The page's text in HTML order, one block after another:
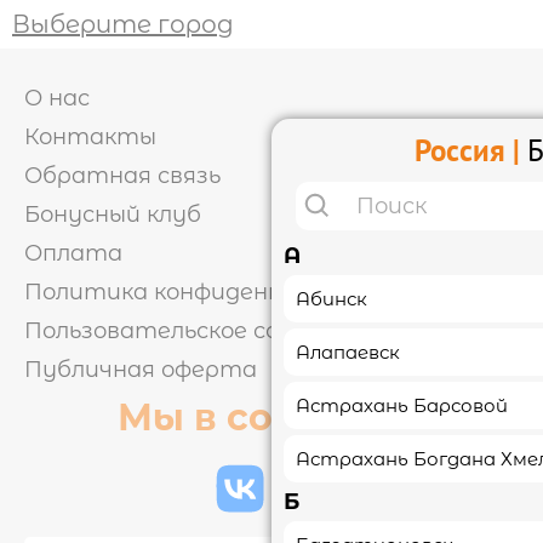
КОНТАКТЫ
ЛИЧНЫЙ КАБИНЕТ
ИНФОРМАЦИЯ 
КОНФИДЕНЦИАЛЬНОСТИ
Россия |
А
Абинск
Алапаевск
Астрахань Барсовой
Астрахань Богдана
Б
Выберите город
О нас
Контакты
Обратная связь
Бонусный клуб
Оплата
Политика конфиденциальности
Пользовательское соглашение
Публичная оферта
Мы в соцсетях